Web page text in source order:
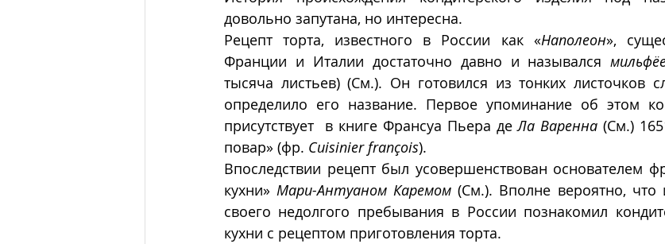
довольно запутана, но интересна.
Рецепт торта, известного в России как «Наполеон»,
Франции и Италии достаточно давно и назывался
тысяча листьев) (См.). Он готовился из тонких листочков
определило его название. Первое упоминание об этом
присутствует  в книге Франсуа Пьера де Ла Варенна (См.)
повар» (фр. Cuisinier françois).
Впоследствии рецепт был усовершенствован основателем
кухни» Мари-Антуаном Каремом (См.). Вполне вероятно,
своего недолгого пребывания в России познакомил
кухни с рецептом приготовления торта.